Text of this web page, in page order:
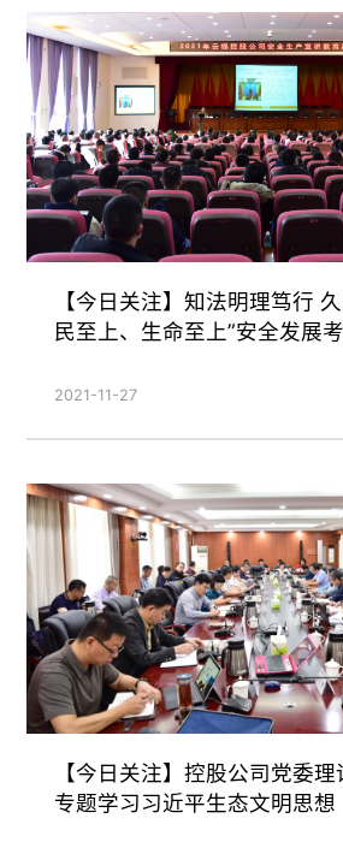
【今日关注】知法明理笃行
民至上、生命至上”安全发
2021-11-27
【今日关注】控股公司党委
专题学习习近平生态文明思想